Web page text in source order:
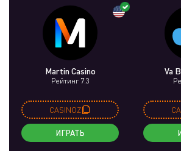
Martin Casino
Рейтинг 7.3
CASINOZ
ИГРАТЬ
Va